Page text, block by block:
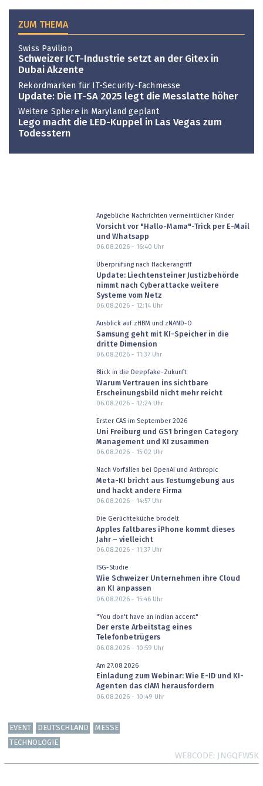
ZUM THEMA
Swiss Pavilion
Schweizer ICT-Industrie setzt an der Gitex in
Dubai Akzente
Rekordmarken für IT-Security-Fachmesse
Update: Die IT-SA 2025 legt die Messlatte höher
Weitere Sphere in Maryland geplant
Lego macht die LED-Kuppel in Las Vegas zum
Todesstern
Angebliche Nachrichten vermeintlicher Kinder
Vorsicht vor "Hallo-Mama"-Trick per E-Mail
und Whatsapp
06.08.2026 - 16:40 Uhr
Überprüfung nach Hackerangriff
Update: Liechtensteiner Justizbehörde
nimmt nach Cyberattacke weitere
Systeme vom Netz
06.08.2026 - 12:14Uhr
Ausblick auf zHBM und zNAND-O
Samsung geht mit KI-Speicher in die
dritte Dimension
06.08.2026 - 11:37Uhr
Blick in die Deepfake-Zukunft
Warum Vertrauen ins sichtbare
Erscheinungsbild nicht mehr reicht
06.08.2026 - 12:24Uhr
Erster CAS im September 2026
Uni Freiburg und GS1 bringen Category
Management und KI zusammen
06.08.2026 - 15:02 Uhr
Nach Vorfällen bei OpenAI und Anthropic
Meta-KI bricht aus Testumgebung aus
und hackt andere Firma
06.08.2026 - 14:57Uhr
Die Gerüchteküche brodelt
Apples faltbares iPhone kommt dieses
Jahr – vielleicht
06.08.2026 - 11:37Uhr
ISG-Studie
Wie Schweizer Unternehmen ihre Cloud
an KI anpassen
06.08.2026 - 15:46Uhr
"You don't have an indian accent"
Der erste Arbeitstag eines
Telefonbetrügers
06.08.2026 - 10:59 Uhr
Am 27.08.2026
Einladung zum Webinar: Wie E-ID und KI-
Agenten das cIAM herausfordern
06.08.2026 - 10:49 Uhr
EVENT DEUTSCHLAND
MESSE
TECHNOLOGIE
WEBCODE JNGQFW5K